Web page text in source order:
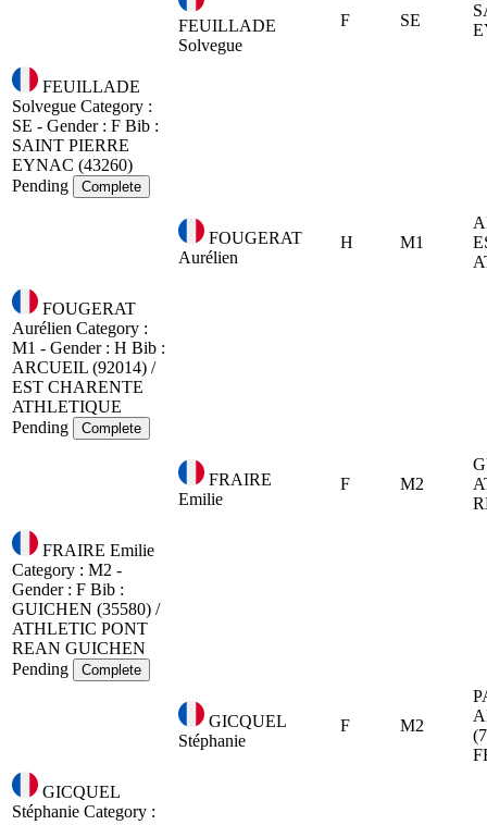
FEUILLADE
Solvegue
F SE
FEUILLADE
Solvegue Category :
SE - Gender : F Bib :
SAINT PIERRE
EYNAC (43260)
Pending
Complete
FOUGERAT
Aurélien
H M1
FOUGERAT
Aurélien Category :
M1 - Gender : H Bib :
ARCUEIL (92014) /
EST CHARENTE
ATHLETIQUE
Pending
Complete
FRAIRE
Emilie
F M2
FRAIRE Emilie
Category : M2 -
Gender : F Bib :
GUICHEN (35580) /
ATHLETIC PONT
REAN GUICHEN
Pending
Complete
GICQUEL
Stéphanie
F M2
GICQUEL
Stéphanie Category :